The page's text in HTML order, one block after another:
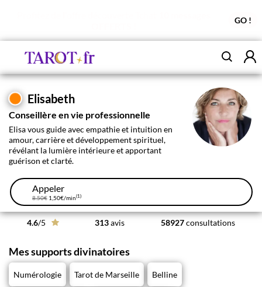
GO !
Elisabeth
Conseillère en vie professionnelle
Elisa vous guide avec empathie et intuition en
amour, carrière et développement spirituel,
révélant la lumière intérieure et apportant
guérison et clarté.
Appeler
8.50€1,50€/min(1)
4.6/5 313avis 58927consultations
Mes supports divinatoires
Numérologie Tarot de Marseille Belline